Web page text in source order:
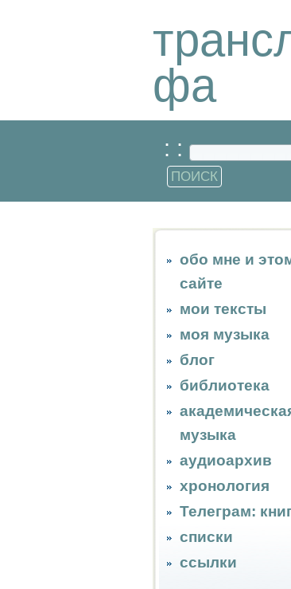
фа
: :
обо мне и
сайте
мои тексты
моя музыка
блог
библиотека
музыка
аудиоархив
хронология
Телеграм:
списки
ссылки